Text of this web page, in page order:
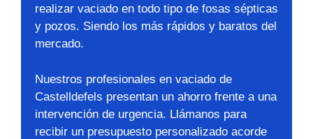
realizar vaciado en todo tipo de fosas sépticas
y pozos. Siendo los más rápidos y baratos del
mercado.
Nuestros profesionales en vaciado de
Castelldefels presentan un ahorro frente a una
intervención de urgencia. Llámanos para
recibir un presupuesto personalizado acorde